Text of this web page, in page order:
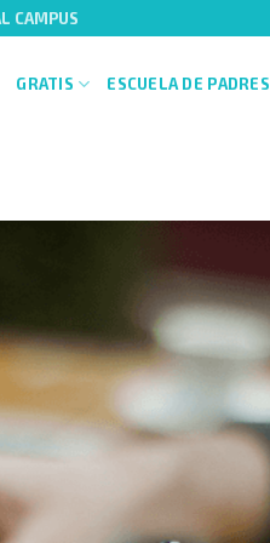
CAMPUS
GRATIS ESCUELA DE PADRES